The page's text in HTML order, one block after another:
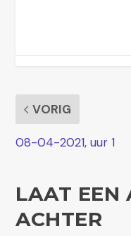
VORIG
08-04-2021, uur 1
LAAT EEN
ACHTER